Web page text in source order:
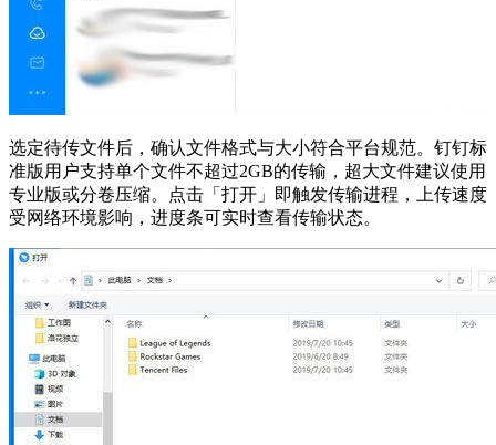
选定待传文件后，确认文件格式与大小符合平台规范。钉钉标
准版用户支持单个文件不超过2GB的传输，超大文件建议使用
专业版或分卷压缩。点击「打开」即触发传输进程，上传速度
受网络环境影响，进度条可实时查看传输状态。